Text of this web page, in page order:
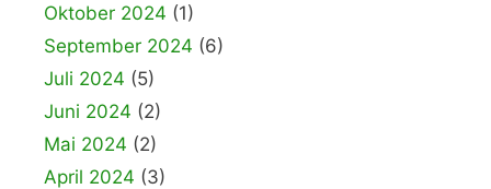
Oktober 2024 (1)
September 2024 (6)
Juli 2024 (5)
Juni 2024 (2)
Mai 2024 (2)
April 2024 (3)